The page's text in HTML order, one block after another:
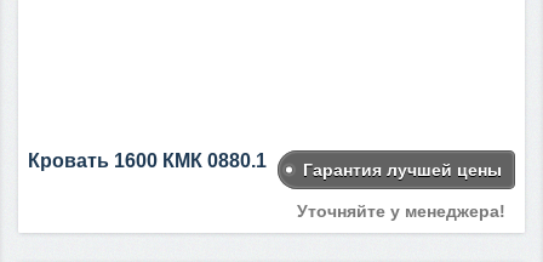
Кровать 1600 КМК 0880.1 Гарантия лучшей цены
Уточняйте у менеджера!